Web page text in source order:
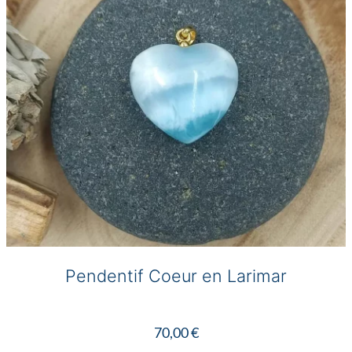
choisies
sur
la
page
du
produit
Pendentif Coeur en Larimar
70,00€